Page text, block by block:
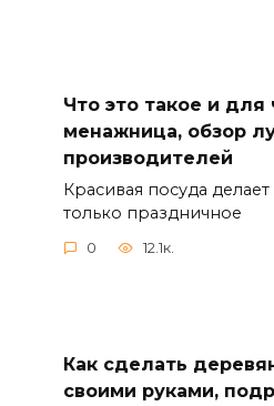
Что это такое и для
менажница, обзор
производителей
Красивая посуда
только праздничное
0 12.1к.
Как сделать
своими руками,